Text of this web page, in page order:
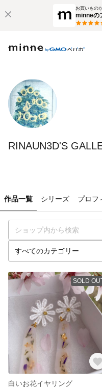
お買いもの
minneの
RINAUN3D'S
作品一覧 シリーズ プロフ
SOLD
白いお花イヤリング